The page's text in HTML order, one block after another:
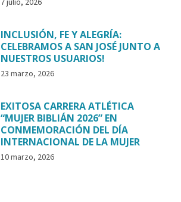
INCLUSIÓN, FE Y ALEGRÍA:
CELEBRAMOS A SAN JOSÉ JUNTO A
NUESTROS USUARIOS!
23 marzo, 2026
EXITOSA CARRERA ATLÉTICA
“MUJER BIBLIÁN 2026” EN
CONMEMORACIÓN DEL DÍA
INTERNACIONAL DE LA MUJER
10 marzo, 2026